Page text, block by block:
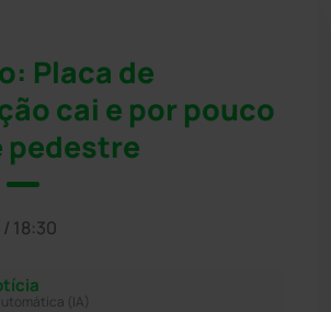
Placa de
cai e por pouco
pedestre
/ 18:30
(IA)